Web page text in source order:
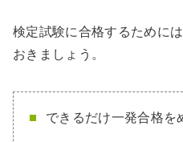
検定試験に合格するために
おきましょう。
できるだけ一発合格を